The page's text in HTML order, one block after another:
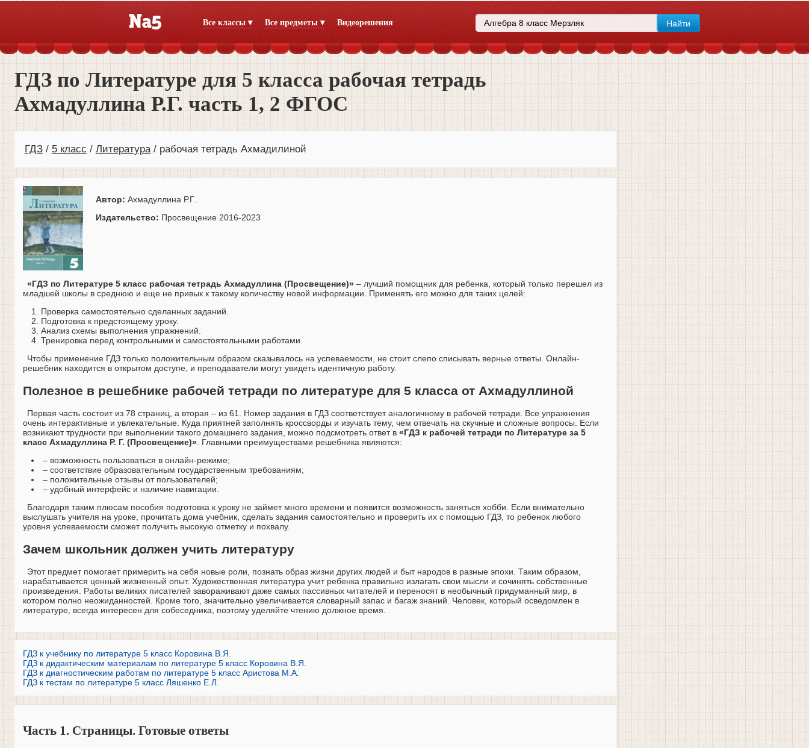
Все классы ▾ Все предметы ▾ Видеорешения
ГДЗ по Литературе для 5 класса рабочая тетрадь
Ахмадуллина Р.Г. часть 1, 2 ФГОС
ГДЗ 5 класс Литература рабочая тетрадь Ахмадилиной
Автор: Ахмадуллина Р.Г..
Издательство: Просвещение 2016-2023
«ГДЗ по Литературе 5 класс рабочая тетрадь Ахмадуллина (Просвещение)» – лучший помощник для ребенка, который только перешел из
младшей школы в среднюю и еще не привык к такому количеству новой информации. Применять его можно для таких целей:
Проверка самостоятельно сделанных заданий.
Подготовка к предстоящему уроку.
Анализ схемы выполнения упражнений.
Тренировка перед контрольными и самостоятельными работами.
Чтобы применение ГДЗ только положительным образом сказывалось на успеваемости, не стоит слепо списывать верные ответы. Онлайн-
решебник находится в открытом доступе, и преподаватели могут увидеть идентичную работу.
Полезное в решебнике рабочей тетради по литературе для 5 класса от Ахмадуллиной
Первая часть состоит из 78 страниц, а вторая – из 61. Номер задания в ГДЗ соответствует аналогичному в рабочей тетради. Все упражнения
очень интерактивные и увлекательные. Куда приятней заполнять кроссворды и изучать тему, чем отвечать на скучные и сложные вопросы. Если
возникают трудности при выполнении такого домашнего задания, можно подсмотреть ответ в «ГДЗ к рабочей тетради по Литературе за 5
класс Ахмадуллина Р. Г. (Просвещение)» . Главными преимуществами решебника являются:
– возможность пользоваться в онлайн-режиме;
– соответствие образовательным государственным требованиям;
– положительные отзывы от пользователей;
– удобный интерфейс и наличие навигации.
Благодаря таким плюсам пособия подготовка к уроку не займет много времени и появится возможность заняться хобби. Если внимательно
выслушать учителя на уроке, прочитать дома учебник, сделать задания самостоятельно и проверить их с помощью ГДЗ, то ребенок любого
уровня успеваемости сможет получить высокую отметку и похвалу.
Зачем школьник должен учить литературу
Этот предмет помогает примерить на себя новые роли, познать образ жизни других людей и быт народов в разные эпохи. Таким образом,
нарабатывается ценный жизненный опыт. Художественная литература учит ребенка правильно излагать свои мысли и сочинять собственные
произведения. Работы великих писателей завораживают даже самых пассивных читателей и переносят в необычный придуманный мир, в
котором полно неожиданностей. Кроме того, значительно увеличивается словарный запас и багаж знаний. Человек, который осведомлен в
литературе, всегда интересен для собеседника, поэтому уделяйте чтению должное время.
ГДЗ к учебнику по литературе 5 класс Коровина В.Я.
ГДЗ к дидактическим материалам по литературе 5 класс Коровина В.Я.
ГДЗ к диагностическим работам по литературе 5 класс Аристова М.А.
ГДЗ к тестам по литературе 5 класс Ляшенко Е.Л.
Часть 1. Страницы. Готовые ответы